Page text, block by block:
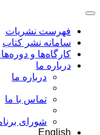
فهرست نشریات
سامانه نشر کتاب
کارگاه‌ها و
درباره ما
درباره ما
تماس با ما
شورای
English